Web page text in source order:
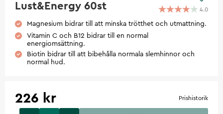
Lust&Energy 60st 4.0
Magnesium bidrar till att minska trötthet och utmattning.
Vitamin C och B12 bidrar till en normal
energiomsättning.
Biotin bidrar till att bibehålla normala slemhinnor och
normal hud.
226 kr Prishistorik